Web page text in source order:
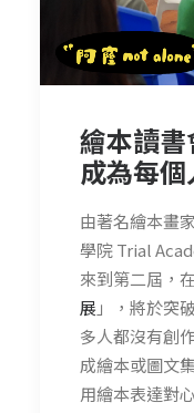
繪本讀
成為每個
由著名繪本畫
學院 Trial
來到第二屆，
展 」，將於突
多人都沒有創
成繪本或圖文
用繪本表達對